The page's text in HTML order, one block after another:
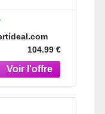
104.99 €